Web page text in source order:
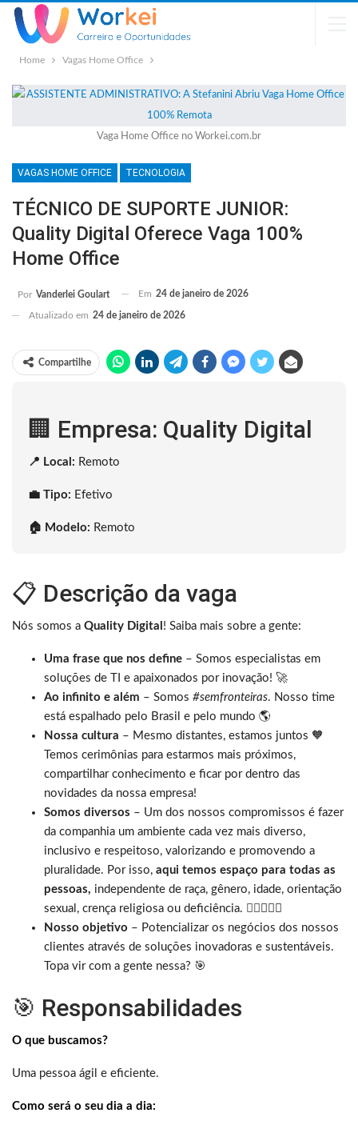
Home Vagas Home Office
Vaga Home Office no Workei.com.br
VAGAS HOME OFFICE TECNOLOGIA
TÉCNICO DE SUPORTE JUNIOR:
Quality Digital Oferece Vaga 100%
Home Office
Por Vanderlei Goulart Em 24 de janeiro de 2026
Atualizado em 24 de janeiro de 2026
Compartilhe
🏢 Empresa: Quality Digital
📍 Local: Remoto
💼 Tipo: Efetivo
🏠 Modelo: Remoto
📋 Descrição da vaga
Nós somos a Quality Digital ! Saiba mais sobre a gente:
Uma frase que nos define – Somos especialistas em
soluções de TI e apaixonados por inovação! 🚀
Ao infinito e além – Somos #semfronteiras. Nosso time
está espalhado pelo Brasil e pelo mundo 🌎
Nossa cultura – Mesmo distantes, estamos juntos 🧡
Temos cerimônias para estarmos mais próximos,
compartilhar conhecimento e ficar por dentro das
novidades da nossa empresa!
Somos diversos – Um dos nossos compromissos é fazer
da companhia um ambiente cada vez mais diverso,
inclusivo e respeitoso, valorizando e promovendo a
pluralidade. Por isso, aqui temos espaço para todas as
pessoas, independente de raça, gênero, idade, orientação
sexual, crença religiosa ou deficiência.
Nosso objetivo – Potencializar os negócios dos nossos
clientes através de soluções inovadoras e sustentáveis.
Topa vir com a gente nessa? 🎯
🎯 Responsabilidades
O que buscamos?
Uma pessoa ágil e eficiente.
Como será o seu dia a dia: